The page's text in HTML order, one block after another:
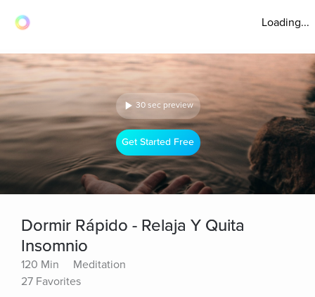
Loading...
30 sec preview
Get Started Free
Dormir Rápido - Relaja Y Quita
Insomnio
120 Min
Meditation
27 Favorites